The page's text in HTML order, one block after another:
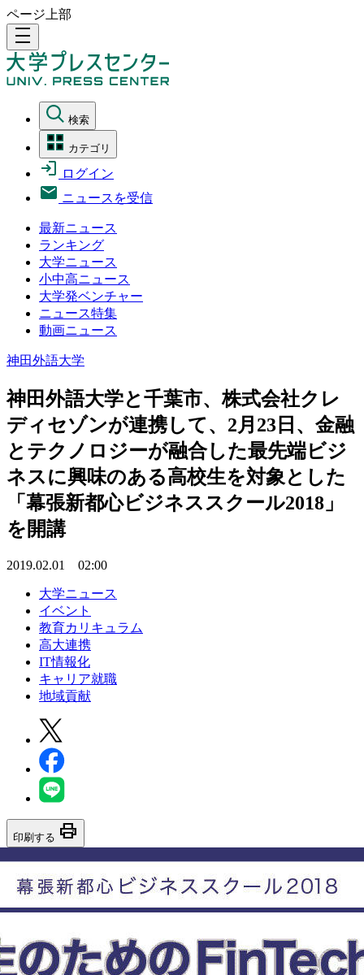
ページ上部
density_medium
検索
カテゴリ
ログイン
ニュースを受信
最新ニュース
ランキング
大学ニュース
小中高ニュース
大学発ベンチャー
ニュース特集
動画ニュース
神田外語大学
神田外語大学と千葉市、株式会社クレ
ディセゾンが連携して、2月23日、金融
とテクノロジーが融合した最先端ビジ
ネスに興味のある高校生を対象とした
「幕張新都心ビジネススクール2018」
を開講
2019.02.01 02:00
大学ニュース
イベント
教育カリキュラム
高大連携
IT情報化
キャリア就職
地域貢献
印刷する print